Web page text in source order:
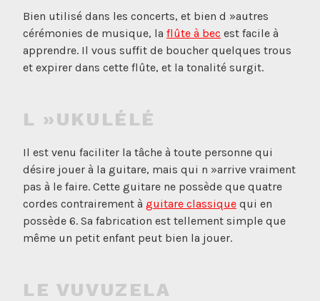
Bien utilisé dans les concerts, et bien d »autres
cérémonies de musique, la flûte à bec est facile à
apprendre. Il vous suffit de boucher quelques trous
et expirer dans cette flûte, et la tonalité surgit.
L »UKULÉLÉ
Il est venu faciliter la tâche à toute personne qui
désire jouer à la guitare, mais qui n »arrive vraiment
pas à le faire. Cette guitare ne possède que quatre
cordes contrairement à guitare classique qui en
possède 6. Sa fabrication est tellement simple que
même un petit enfant peut bien la jouer.
LE VUVUZELA